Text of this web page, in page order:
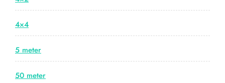
4×4
5 meter
50 meter